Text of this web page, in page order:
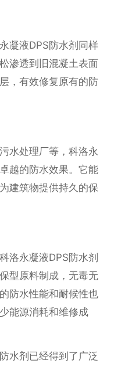
凝液DPS防水剂同样
渗透到旧混凝土表面
，有效修复原有的防
水处理厂等，科洛永
越的防水效果。它能
建筑物提供持久的保
洛永凝液DPS防水剂
型原料制成，无毒无
防水性能和耐候性也
能源消耗和维修成
水剂已经得到了广泛